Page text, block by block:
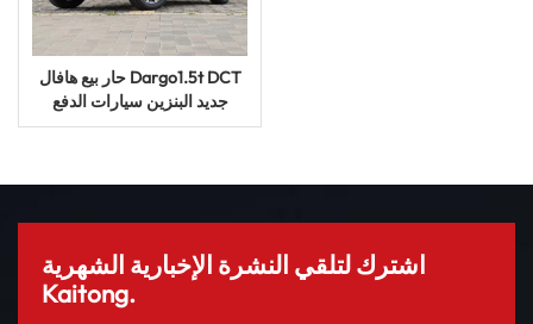
حار بيع هافال Dargo1.5t DCT
جديد البنزين سيارات الدفع
الرباعي سيارة السيارات
اشترك لتلقي النشرة الإخبارية الشهرية
Kaitong.